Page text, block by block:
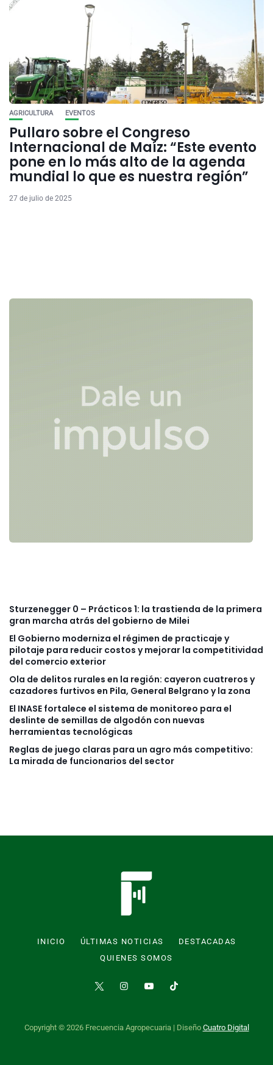
AGRICULTURA EVENTOS
Pullaro sobre el Congreso
Internacional de Maíz: “Este evento
pone en lo más alto de la agenda
mundial lo que es nuestra región”
27 de julio de 2025
Sturzenegger 0 – Prácticos 1: la trastienda de la primera
gran marcha atrás del gobierno de Milei
El Gobierno moderniza el régimen de practicaje y
pilotaje para reducir costos y mejorar la competitividad
del comercio exterior
Ola de delitos rurales en la región: cayeron cuatreros y
cazadores furtivos en Pila, General Belgrano y la zona
El INASE fortalece el sistema de monitoreo para el
deslinte de semillas de algodón con nuevas
herramientas tecnológicas
Reglas de juego claras para un agro más competitivo:
La mirada de funcionarios del sector
INICIO ÚLTIMAS NOTICIAS
DESTACADAS
QUIENES SOMOS
Copyright © 2026 Frecuencia Agropecuaria | Diseño Cuatro Digital